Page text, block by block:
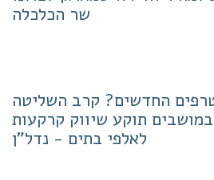
שר הכלכלה
החדשים? קרב השליטה
תוקע שיווק קרקעות
לאלפי בתים - נדל"ן